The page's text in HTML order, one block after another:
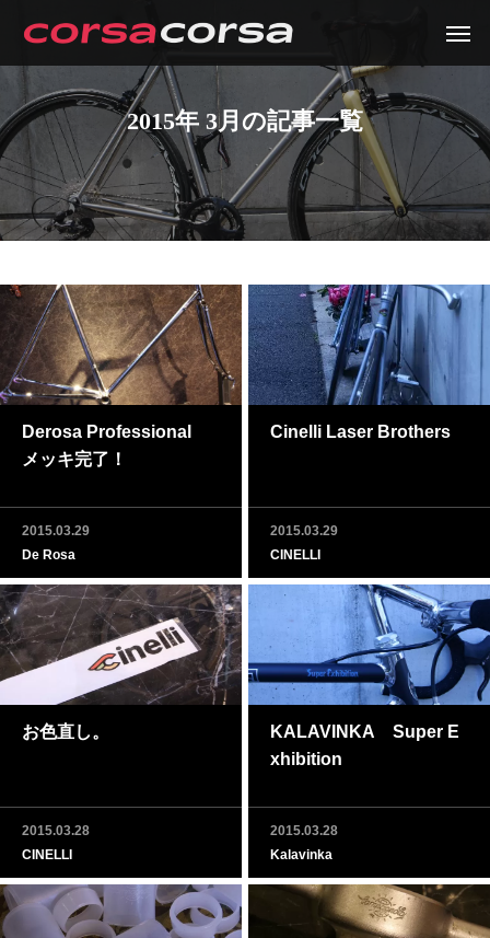
2015年 3月の記事一覧
Derosa Professional
メッキ完了！
2015.03.29
De Rosa
Cinelli Laser Brothers
2015.03.29
CINELLI
お色直し。
2015.03.28
CINELLI
KALAVINKA Super E
xhibition
2015.03.28
Kalavinka